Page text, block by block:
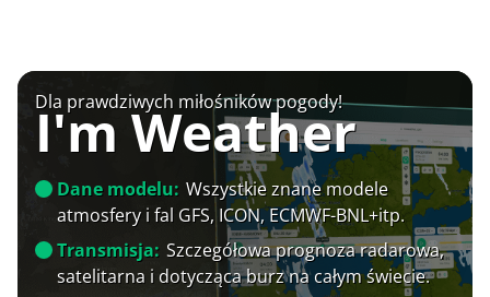
Dla prawdziwych miłośników pogody!
I'm Weather
Dane modelu: Wszystkie znane modele
atmosfery i fal GFS, ICON, ECMWF-BNL+itp.
Transmisja: Szczegółowa prognoza radarowa,
satelitarna i dotycząca burz na całym świecie.